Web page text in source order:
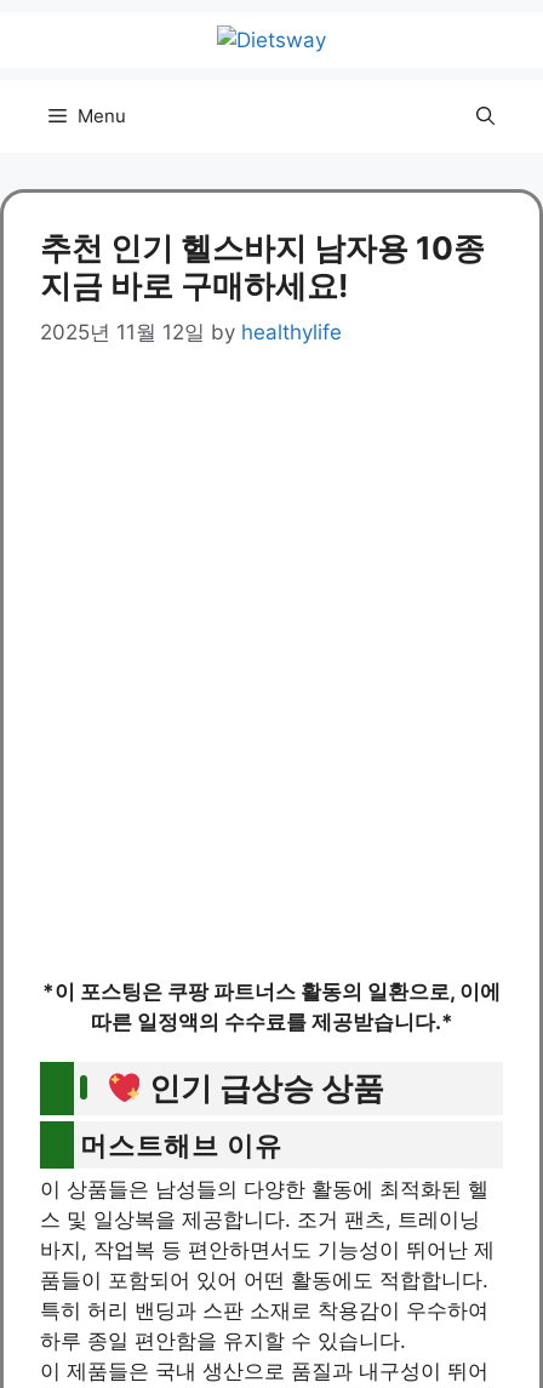
Menu
추천 인기 헬스바지 남자용 10종
지금 바로 구매하세요!
2025년 11월 12일 by healthylife
*이 포스팅은 쿠팡 파트너스 활동의 일환으로, 이에
따른 일정액의 수수료를 제공받습니다.*
인기 급상승 상품
머스트해브 이유
이 상품들은 남성들의 다양한 활동에 최적화된 헬
스 및 일상복을 제공합니다. 조거 팬츠, 트레이닝
바지, 작업복 등 편안하면서도 기능성이 뛰어난 제
품들이 포함되어 있어 어떤 활동에도 적합합니다.
특히 허리 밴딩과 스판 소재로 착용감이 우수하여
하루 종일 편안함을 유지할 수 있습니다.
이 제품들은 국내 생산으로 품질과 내구성이 뛰어